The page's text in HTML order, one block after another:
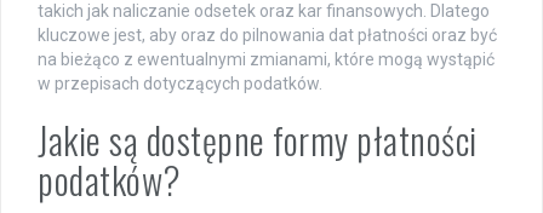
takich jak naliczanie odsetek oraz kar finansowych. Dlatego
kluczowe jest, aby oraz do pilnowania dat płatności oraz być
na bieżąco z ewentualnymi zmianami, które mogą wystąpić
w przepisach dotyczących podatków.
Jakie są dostępne formy płatności
podatków?